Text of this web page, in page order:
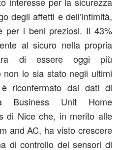
degli affetti e dell’intimità,
per i beni preziosi. Il 43%
al sicuro nella propria
di essere oggi più
non lo sia stato negli ultimi
riconfermato dai dati di
Business Unit Home
di Nice che, in merito alle
and AC, ha visto crescere
di controllo dei sensori di